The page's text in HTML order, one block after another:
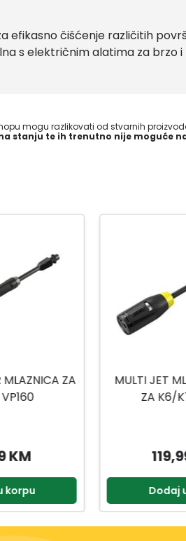
efikasno čišćenje različitih
s električnim alatima za brzo i
mogu razlikovati od stvarnih
stanju te ih trenutno nije moguće
4 U 1
MJ180
KM
korpu
INGCO
Dodaj